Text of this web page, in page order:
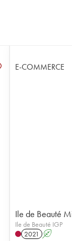
E-COMMERCE
Ile de Beauté
Ile de Beauté IGP
2021
A